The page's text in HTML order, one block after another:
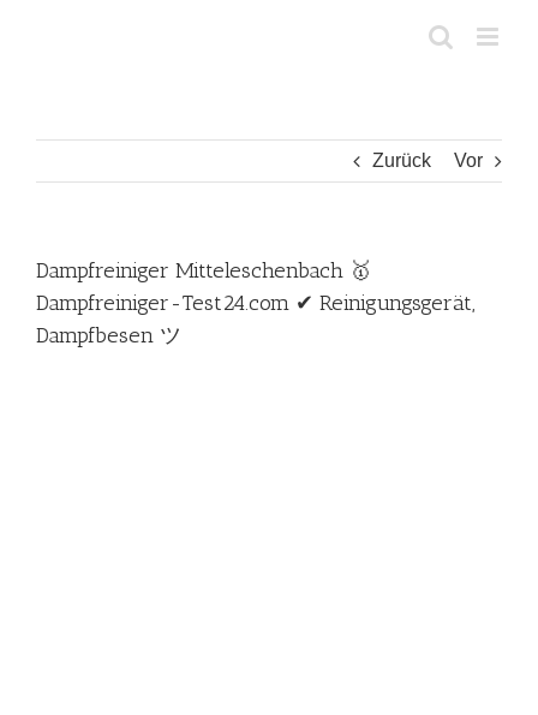
Zurück Vor
Dampfreiniger Mitteleschenbach 🥇
Dampfreiniger-Test24.com ✔ Reinigungsgerät,
Dampfbesen ツ